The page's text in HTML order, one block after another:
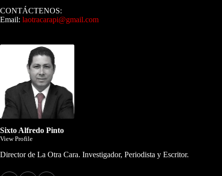
CONTÁCTENOS:
Email: laotracarapi@gmail.com
Sixto Alfredo Pinto
View Profile
Director de La Otra Cara. Investigador, Periodista y Escritor.